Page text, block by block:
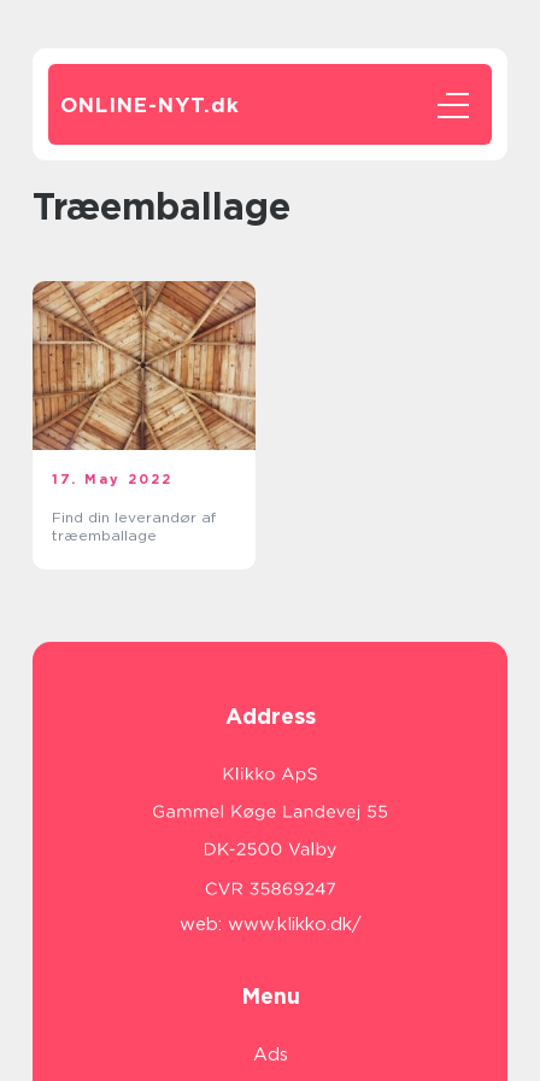
ONLINE-NYT.dk
træemballage
17. May 2022
Find din leverandør af
træemballage
Address
web: www.klikko.dk/
Menu
Ads